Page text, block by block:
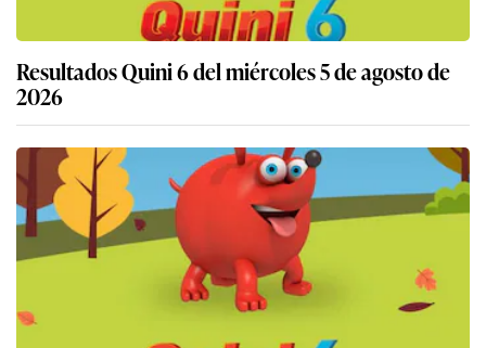
Resultados Quini 6 del miércoles 5 de agosto de
2026